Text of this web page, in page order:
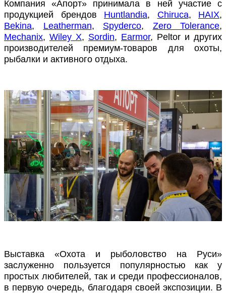
Компания «Апорт» принимала в ней участие с
продукцией брендов Huntlandia, Chiruca, HAIX,
Bekina, Leatherman, Spyderco, Zero Tolerance,
Mechanix, Wiley X, Sordin, Earmor, Peltor и других
производителей премиум-товаров для охоты,
рыбалки и активного отдыха.
Выставка «Охота и рыболовство на Руси»
заслуженно пользуется популярностью как у
простых любителей, так и среди профессионалов,
в первую очередь, благодаря своей экспозиции. В